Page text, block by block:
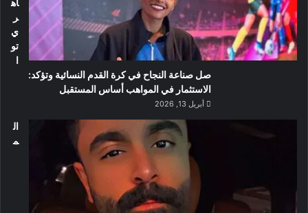
ر
ي
تو
ا
صل صناعة النجاح في كرة القدم النسائية وتؤكد:
الاستثمار في المواهب أساس المستقبل
أبريل 13, 2026
ال
م